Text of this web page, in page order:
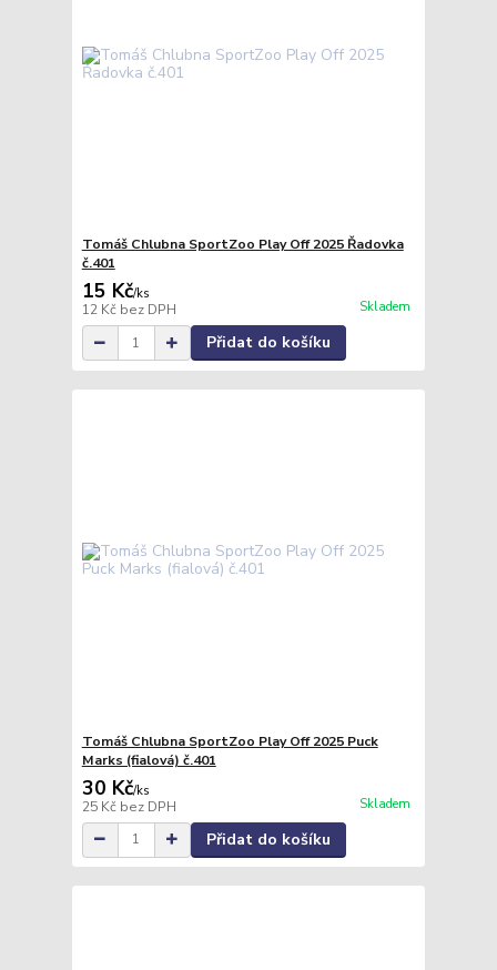
Tomáš Chlubna SportZoo Play Off 2025 Řadovka
č.401
15 Kč/ks
12 Kč bez DPH Skladem
Přidat do košíku
Tomáš Chlubna SportZoo Play Off 2025 Puck
Marks (fialová) č.401
30 Kč/ks
25 Kč bez DPH Skladem
Přidat do košíku